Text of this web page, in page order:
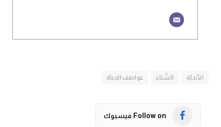
الأبديّة الشّتاء عواصف الحياة
Follow on فيسبوك